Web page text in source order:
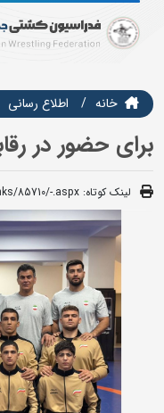
خانه اطلاع رسانی
برای حضور در
لینک کوتاه: 85710/-.aspx